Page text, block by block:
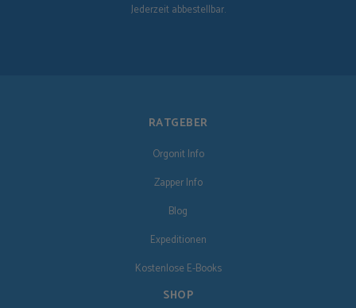
Jederzeit abbestellbar.
RATGEBER
Orgonit Info
Zapper Info
Blog
Expeditionen
Kostenlose E-Books
SHOP